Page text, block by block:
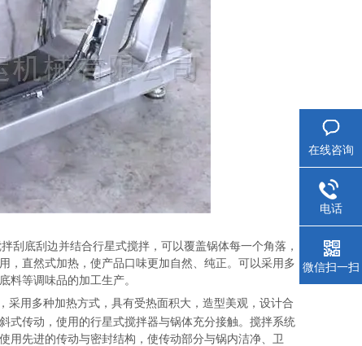
刮底刮边并结合行星式搅拌，可以覆盖锅体每一个角落，
，直然式加热，使产品口味更加自然、纯正。可以采用多
料等调味品的加工生产。
采用多种加热方式，具有受热面积大，造型美观，设计合
式传动，使用的行星式搅拌器与锅体充分接触。搅拌系统
用先进的传动与密封结构，使传动部分与锅内洁净、卫
在线咨询
电话
微信扫一扫